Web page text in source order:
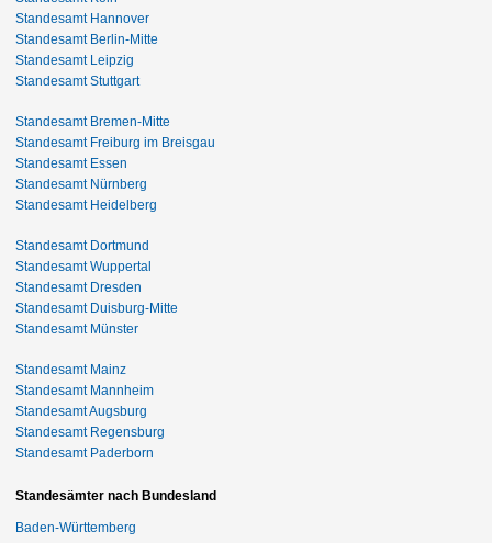
Standesamt Hannover
Standesamt Berlin-Mitte
Standesamt Leipzig
Standesamt Stuttgart
Standesamt Bremen-Mitte
Standesamt Freiburg im Breisgau
Standesamt Essen
Standesamt Nürnberg
Standesamt Heidelberg
Standesamt Dortmund
Standesamt Wuppertal
Standesamt Dresden
Standesamt Duisburg-Mitte
Standesamt Münster
Standesamt Mainz
Standesamt Mannheim
Standesamt Augsburg
Standesamt Regensburg
Standesamt Paderborn
Standesämter nach Bundesland
Baden-Württemberg